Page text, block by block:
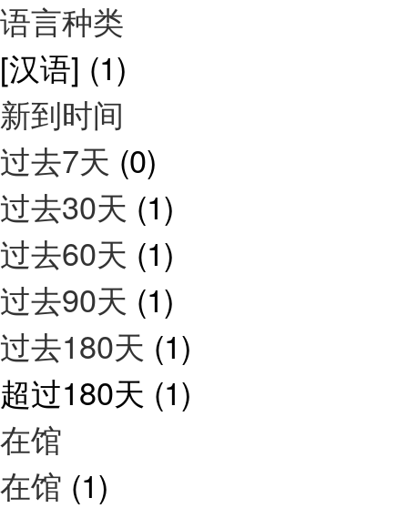
语言种类
[汉语] (1)
新到时间
过去7天 (0)
过去30天 (1)
过去60天 (1)
过去90天 (1)
过去180天 (1)
超过180天 (1)
在馆
在馆 (1)